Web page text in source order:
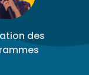
des